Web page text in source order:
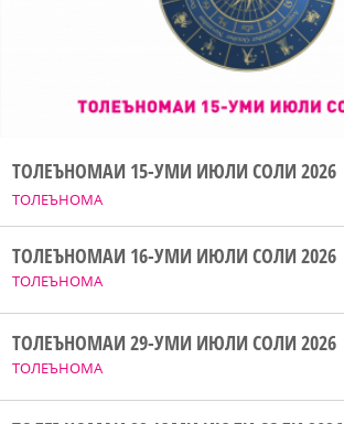
ТОЛЕЪНОМА
ТОЛЕЪНОМАИ 15-УМИ ИЮЛИ СОЛИ 2026
ТОЛЕЪНОМА
ТОЛЕЪНОМАИ 16-УМИ ИЮЛИ СОЛИ 2026
ТОЛЕЪНОМА
ТОЛЕЪНОМАИ 29-УМИ ИЮЛИ СОЛИ 2026